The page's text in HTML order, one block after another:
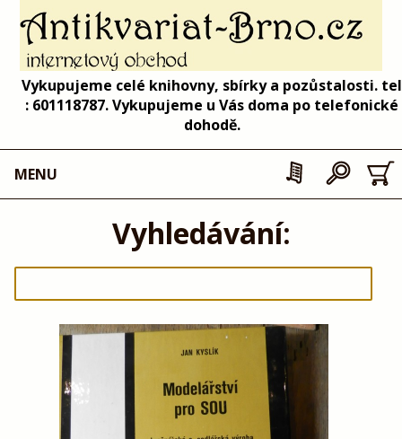
Vykupujeme celé knihovny, sbírky a pozůstalosti. tel
: 601118787. Vykupujeme u Vás doma po telefonické
dohodě.
MENU
Vyhledávání: